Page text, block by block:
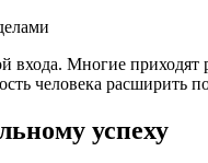
Многие
человека расширить
успеху